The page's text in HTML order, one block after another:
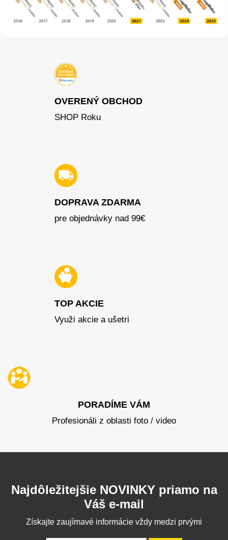
OVERENÝ OBCHOD
SHOP Roku
DOPRAVA ZDARMA
pre objednávky nad 99€
TOP AKCIE
Využi akcie a ušetri
PORADÍME VÁM
Profesionáli z oblasti foto / video
Najdôležitejšie NOVINKY priamo na
Váš e-mail
Získajte zaujímavé informácie vždy medzi prvými